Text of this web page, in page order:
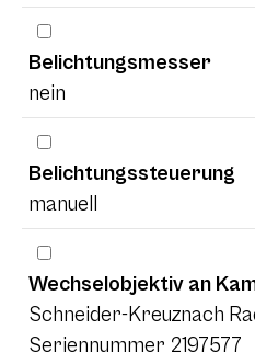
Belichtungsmesser
nein
Belichtungssteuerung
manuell
Wechselobjektiv an
Schneider-Kreuznach
Seriennummer 2197577